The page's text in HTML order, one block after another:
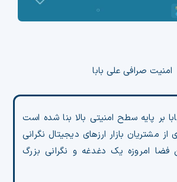
امنیت صرافی علی بابا
بر پایه سطح امنیتی بالا بنا شده است
از مشتریان بازار ارزهای دیجیتال نگرانی
فضا امروزه یک دغدغه و نگرانی بزرگ